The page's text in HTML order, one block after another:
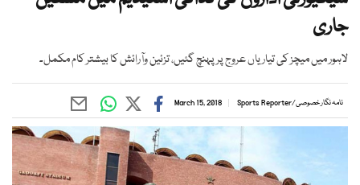
جاری
لاہور میں میچز کی تیاریاں عروج پر پہنچ گئیں، تزئین وآرائش کا بیشتر کام مکمل۔
نامہ نگار خصوصی/
Sports Reporter
March 15, 2018